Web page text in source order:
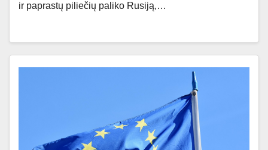
ir paprastų piliečių paliko Rusiją,…